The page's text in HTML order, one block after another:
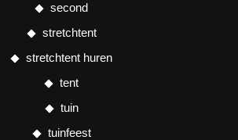
second
stretchtent
stretchtent huren
tent
tuin
tuinfeest